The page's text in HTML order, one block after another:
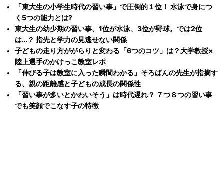
「東大生の小学生時代の習い事」で圧倒的１位！ 水泳で身につ
く5つの能力とは?
東大生の幼少期の習い事、1位が水泳、3位が野球。では2位
は…？ 指先と学力の見逃せない関係
子どもの走り方ががらりと変わる「6つのコツ」は？大学教授×
陸上選手のかけっこ教室レポ
「伸びる子は教室に入った瞬間わかる」そろばんの先生が指摘す
る、親の距離感と子どもの成長の関係性
「習い事が多いとかわいそう」は時代遅れ？ ７つ８つの習い事
でも笑顔でこなす子の特徴